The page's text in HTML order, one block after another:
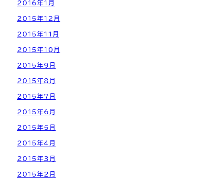
2016年1月
2015年12月
2015年11月
2015年10月
2015年9月
2015年8月
2015年7月
2015年6月
2015年5月
2015年4月
2015年3月
2015年2月